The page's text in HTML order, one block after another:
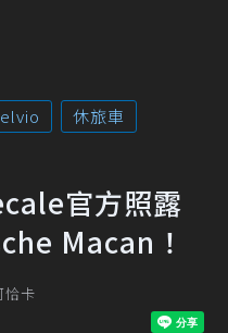
休旅車
官方照露
Macan！
恰卡